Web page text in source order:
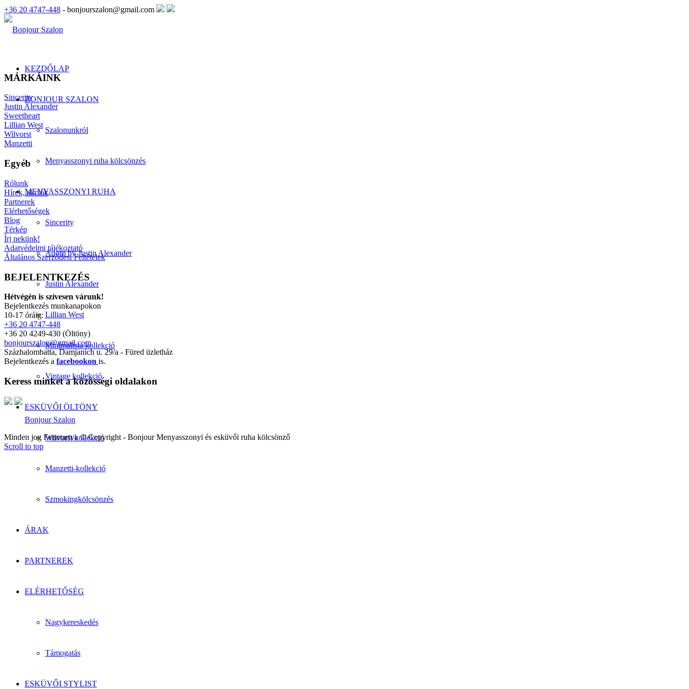
+36 20 4747-448 - bonjourszalon@gmail.com
KEZDŐLAP
BONJOUR SZALON
Szalonunkról
Menyasszonyi ruha kölcsönzés
MENYASSZONYI RUHA
Sincerity
Adore by Justin Alexander
Justin Alexander
Lillian West
Minimalista kollekció
Vintage kollekció
ESKÜVŐI ÖLTÖNY
Wilvorst kollekció
Manzetti-kollekció
Szmokingkölcsönzés
ÁRAK
PARTNEREK
ELÉRHETŐSÉG
Nagykereskedés
Támogatás
ESKÜVŐI STYLIST
MÁRKÁINK
Sincerity
Justin Alexander
Sweetheart
Lillian West
Wilvorst
Manzetti
Egyéb
Rólunk
Hírek, akciók
Partnerek
Elérhetőségek
Blog
Térkép
Írj nekünk!
Adatvédelmi tájékoztató
Általános Szerződési Feltételek
BEJELENTKEZÉS
Hétvégén is szívesen várunk!
Bejelentkezés munkanapokon
10-17 óráig:
+36 20 4747-448
+36 20 4249-430 (Öltöny)
bonjourszalon@gmail.com
Százhalombatta, Damjanich u. 29/a - Füred üzletház
Bejelentkezés a facebookon is.
Keress minket a közösségi oldalakon
Bonjour Szalon
Minden jog Fenntartva © Copyright - Bonjour Menyasszonyi és esküvői ruha kölcsönző
Scroll to top